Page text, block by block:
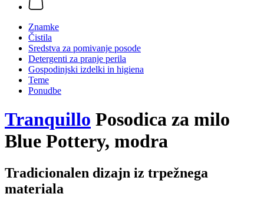
Znamke
Čistila
Sredstva za pomivanje posode
Detergenti za pranje perila
Gospodinjski izdelki in higiena
Teme
Ponudbe
Tranquillo Posodica za milo
Blue Pottery, modra
Tradicionalen dizajn iz trpežnega
materiala